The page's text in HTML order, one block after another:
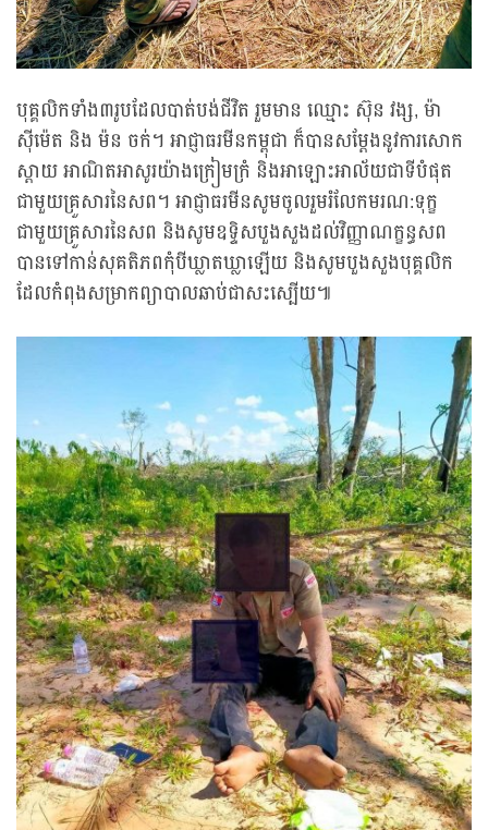
បុគ្គលិកទាំង៣រូបដែលបាត់បង់ជីវិត រួមមាន ឈ្មោះ ស៊ុន វង្ស, ម៉ា
ស៊ីម៉េត និង ម៉ន ចក់។ អាជ្ញាធរមីនកម្ពុជា ក៏បានសម្ដែងនូវការសោក
ស្ដាយ អាណិតអាសូរយ៉ាងក្រៀមក្រំ និងអាឡោះអាល័យជាទីបំផុត
ជាមួយគ្រួសារនៃសព។ អាជ្ញាធរមីនសូមចូលរួមរំលែកមរណ:ទុក្ខ
ជាមួយគ្រួសារនៃសព និងសូមឧទ្ទិសបួងសួងដល់វិញ្ញាណក្ខន្ធសព
បានទៅកាន់សុគតិភពកុំបីឃ្លាតឃ្លាឡើយ និងសូមបួងសួងបុគ្គលិក
ដែលកំពុងសម្រាកព្យាបាលឆាប់ជាសះស្បើយ៕